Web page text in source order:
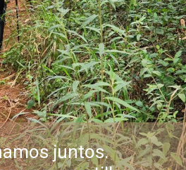
juntos.